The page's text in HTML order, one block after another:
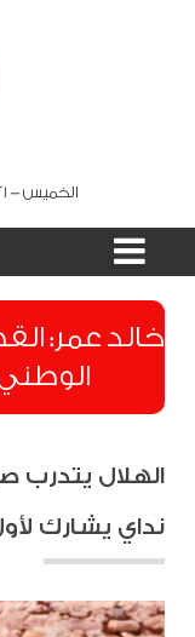
الخميس - 21 صفر 1448 هـ , 06 أغسطس 2026 م
​خالد عمر:
الهلال يتدرب
نداي يشارك